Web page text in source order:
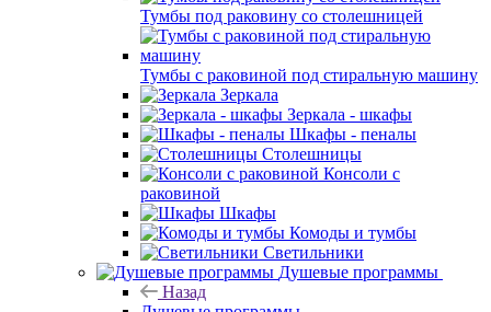
Тумбы под раковину со столешницей
Тумбы с раковиной под стиральную машину
Зеркала
Зеркала - шкафы
Шкафы - пеналы
Столешницы
Консоли с
раковиной
Шкафы
Комоды и тумбы
Светильники
Душевые программы
Назад